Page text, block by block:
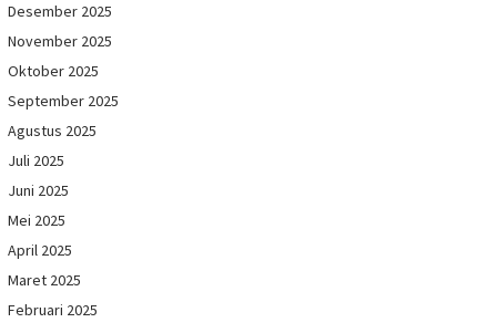
Desember 2025
November 2025
Oktober 2025
September 2025
Agustus 2025
Juli 2025
Juni 2025
Mei 2025
April 2025
Maret 2025
Februari 2025